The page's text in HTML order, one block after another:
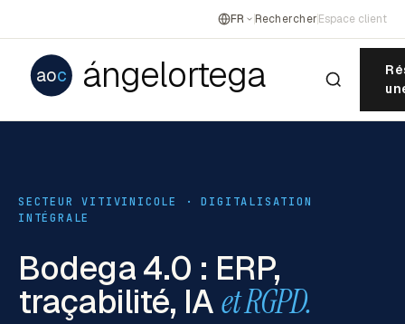
FR RechercherEspace client
aoc ángelortega
SECTEUR VITIVINICOLE · DIGITALISATION
INTÉGRALE
Bodega 4.0 : ERP,
traçabilité, IAet RGPD.